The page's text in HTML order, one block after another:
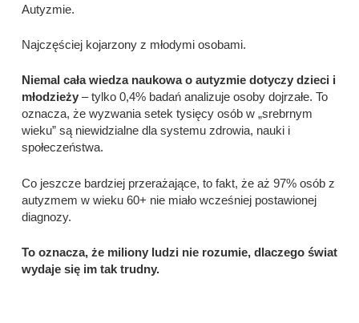
Autyzmie.
Najczęściej kojarzony z młodymi osobami.
Niemal cała wiedza naukowa o autyzmie dotyczy dzieci i
młodzieży – tylko 0,4% badań analizuje osoby dojrzałe. To
oznacza, że wyzwania setek tysięcy osób w „srebrnym
wieku” są niewidzialne dla systemu zdrowia, nauki i
społeczeństwa.
Co jeszcze bardziej przerażające, to fakt, że aż 97% osób z
autyzmem w wieku 60+ nie miało wcześniej postawionej
diagnozy.
To oznacza, że miliony ludzi nie rozumie, dlaczego świat
wydaje się im tak trudny.